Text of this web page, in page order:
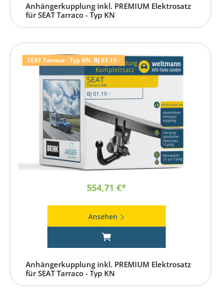
Anhängerkupplung inkl. PREMIUM Elektrosatz
für SEAT Tarraco - Typ KN
SEAT Tarraco - Typ KN, BJ 01.19 -
554,71 €*
Ansehen
Anhängerkupplung inkl. PREMIUM Elektrosatz
für SEAT Tarraco - Typ KN